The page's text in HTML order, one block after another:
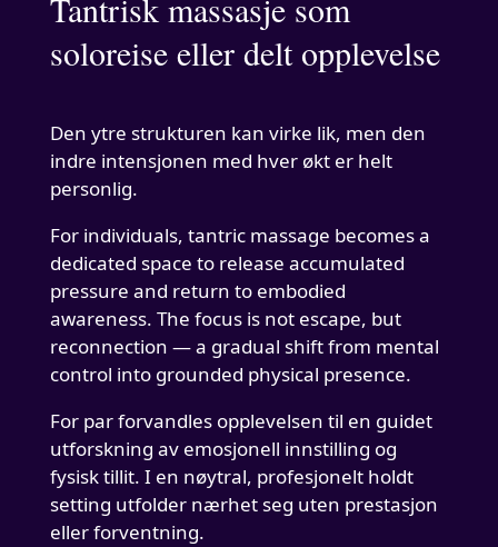
Tantrisk massasje som
soloreise eller delt opplevelse
Den ytre strukturen kan virke lik, men den
indre intensjonen med hver økt er helt
personlig.
For individuals, tantric massage becomes a
dedicated space to release accumulated
pressure and return to embodied
awareness. The focus is not escape, but
reconnection — a gradual shift from mental
control into grounded physical presence.
For par forvandles opplevelsen til en guidet
utforskning av emosjonell innstilling og
fysisk tillit. I en nøytral, profesjonelt holdt
setting utfolder nærhet seg uten prestasjon
eller forventning.